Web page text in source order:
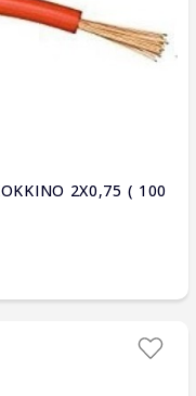
2X0,75 ( 100